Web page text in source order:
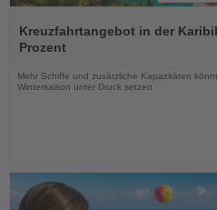
Sie
die
Kreuzfahrtangebot in der
Prozent
Mehr Schiffe und zusätzliche Kapazitäten
Wintersaison unter Druck setzen